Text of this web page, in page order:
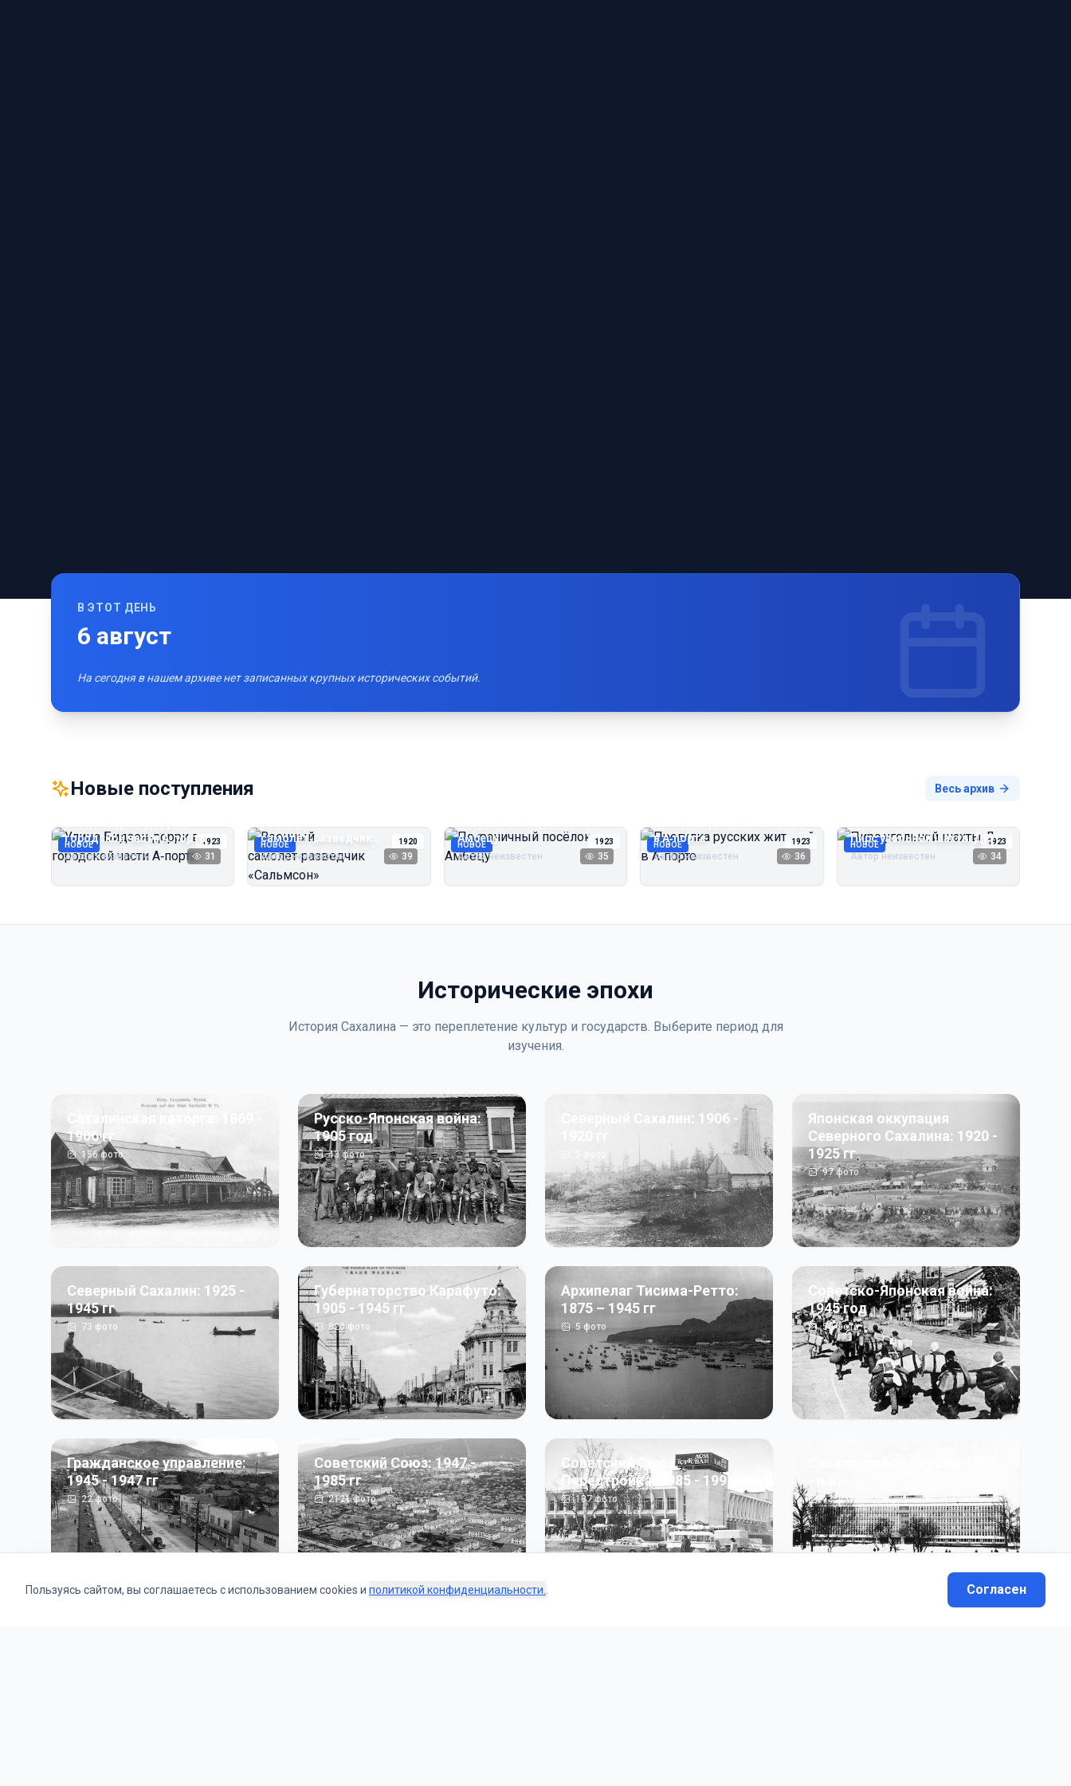
В ЭТОТ ДЕНЬ
6 август
На сегодня в нашем архиве нет записанных крупных исторических событий.
Новые поступления Весь архив
НОВОЕ 1923
Улица Бидзэн‑дорри в
городской части А‑порта
Автор неизвестен 31
НОВОЕ 1920
Военный
самолёт‑разведчик
«Сальмсон»
Автор неизвестен 39
НОВОЕ 1923
Пограничный посёлок
Амбецу
Автор неизвестен 35
НОВОЕ 1923
Прогулка русских жителей
в А‑порте
Автор неизвестен 36
НОВОЕ 1923
Пирс угольной шахты Дуэ
Автор неизвестен 34
Исторические эпохи
История Сахалина — это переплетение культур и государств. Выберите период для
изучения.
Сахалинская каторга: 1869 -
1906 гг
156фото
Русско-Японская война:
1905 год
43фото
Северный Сахалин: 1906 -
Японская оккупация
Северного Сахалина: 1920 -
1925 гг
97фото
Северный Сахалин: 1925 -
1945 гг
73 фото
Губернаторство Карафуто:
1905 - 1945 гг
820фото
Архипелаг Тисима-Ретто:
1875 – 1945 гг
5фото
Советско-Японская война:
1945 год
50фото
Гражданское управление:
1945 - 1947 гг
22фото
Советский Союз: 1947 -
1985 гг
2121фото
Советский Союз.
Перестройка: 1985 - 1991 гг
187фото 13фото
Пользуясь сайтом, вы соглашаетесь с использованием cookies и политикой конфиденциальности. Согласен